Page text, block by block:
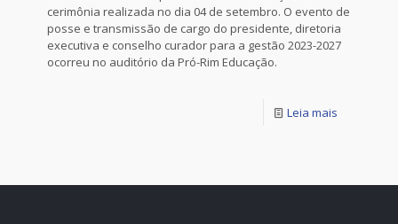
cerimônia realizada no dia 04 de setembro. O evento de
posse e transmissão de cargo do presidente, diretoria
executiva e conselho curador para a gestão 2023-2027
ocorreu no auditório da Pró-Rim Educação.
Leia mais